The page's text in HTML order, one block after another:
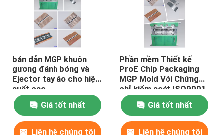
bán dẫn MGP khuôn
gương đánh bóng và
Ejector tay áo cho hiệu
suất cao
Giá tốt nhất
Liên hệ chúng tôi
Phần mềm Thiết kế
ProE Chip Packaging
MGP Mold Với Chứng
chỉ kiểm soát ISO9001
2015
Giá tốt nhất
Liên hệ chúng tôi